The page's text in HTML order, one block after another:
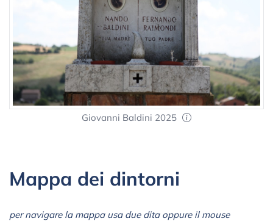
Giovanni Baldini 2025
Mappa dei dintorni
per navigare la mappa usa due dita oppure il mouse